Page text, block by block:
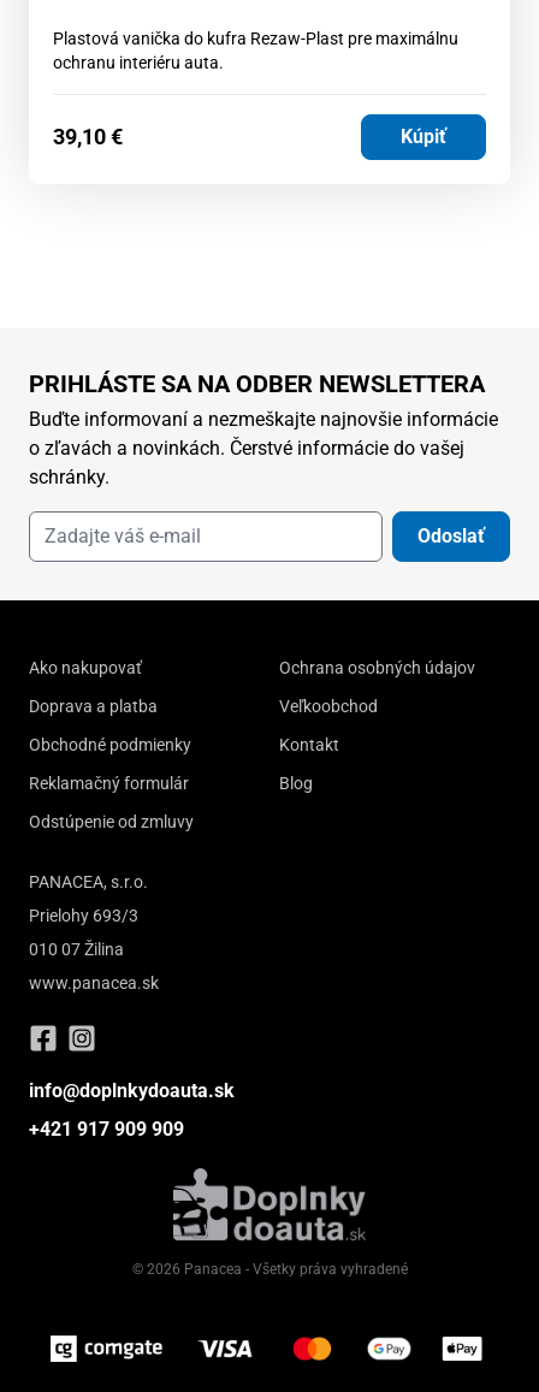
Plastová vanička do kufra Rezaw-Plast pre maximálnu
ochranu interiéru auta.
39,10€ Kúpiť
PRIHLÁSTE SA NA ODBER NEWSLETTERA
Buďte informovaní a nezmeškajte najnovšie informácie
o zľavách a novinkách. Čerstvé informácie do vašej
schránky.
Odoslať
Ako nakupovať
Doprava a platba
Obchodné podmienky
Reklamačný formulár
Odstúpenie od zmluvy
Ochrana osobných údajov
Veľkoobchod
Kontakt
Blog
PANACEA, s.r.o.
Prielohy 693/3
010 07 Žilina
www.panacea.sk
info@doplnkydoauta.sk
+421 917 909 909
© 2026 Panacea - Všetky práva vyhradené